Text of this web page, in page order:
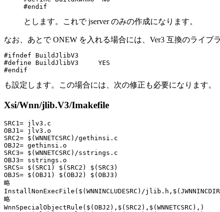
とします。これで jserver のみの作成になります。
なお、あとで ONEW を入れる場合には、Ver3 互換のライブ
#ifndef BuildJlibV3
#define BuildJlibV3     YES
も設定します。この場合には、次の修正も必要になります。
Xsi/Wnn/jlib.V3/Imakefile
SRC1= jlv3.c
OBJ1= jlv3.o
SRC2= $(WNNETCSRC)/gethinsi.c
OBJ2= gethinsi.o
SRC3= $(WNNETCSRC)/sstrings.c
OBJ3= sstrings.o
SRCS= $(SRC1) $(SRC2) $(SRC3)
OBJS= $(OBJ1) $(OBJ2) $(OBJ3)
略
InstallNonExecFile($(WNNINCLUDESRC)/
略
WnnSpecialObjectRule($(OBJ2),$(SRC2),$(WNNETCSRC),)